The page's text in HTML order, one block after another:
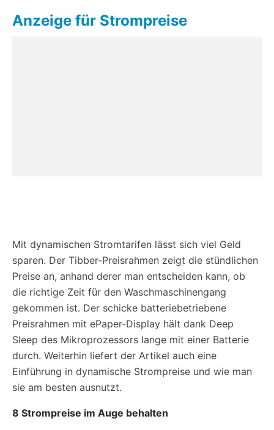
Anzeige für Strompreise
Mit dynamischen Stromtarifen lässt sich viel Geld
sparen. Der Tibber-Preisrahmen zeigt die stündlichen
Preise an, anhand derer man entscheiden kann, ob
die richtige Zeit für den Waschmaschinengang
gekommen ist. Der schicke batteriebetriebene
Preisrahmen mit ePaper-Display hält dank Deep
Sleep des Mikroprozessors lange mit einer Batterie
durch. Weiterhin liefert der Artikel auch eine
Einführung in dynamische Strompreise und wie man
sie am besten ausnutzt.
8 Strompreise im Auge behalten